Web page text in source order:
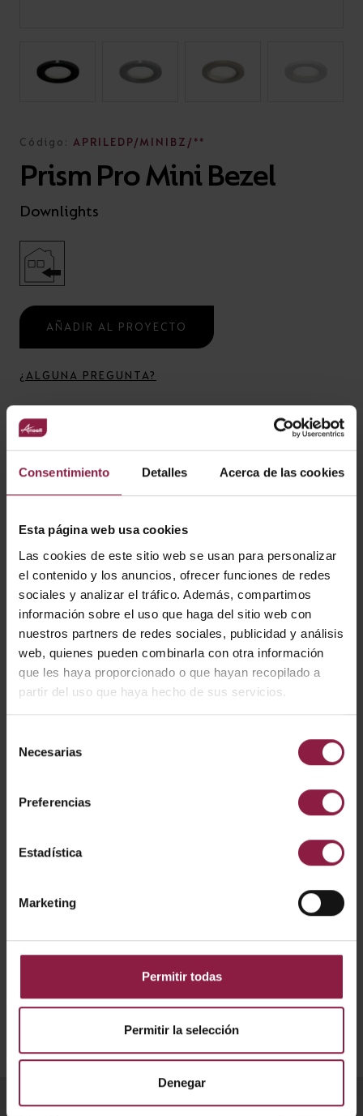
Consentimiento Detalles Acerca de las cookies
Esta página web usa cookies
Las cookies de este sitio web se usan para personalizar
el contenido y los anuncios, ofrecer funciones de redes
sociales y analizar el tráfico. Además, compartimos
información sobre el uso que haga del sitio web con
nuestros partners de redes sociales, publicidad y análisis
web, quienes pueden combinarla con otra información
que les haya proporcionado o que hayan recopilado a
partir del uso que haya hecho de sus servicios.
Necesarias
Preferencias
Estadística
Marketing
Permitir todas
Permitir la selección
Denegar
Código: APRILEDP/MINIBZ/**
Prism Pro Mini Bezel
Downlights
AÑADIR AL PROYECTO
¿ALGUNA PREGUNTA?
VARIANTES
Ver Entradas
CÓDIGO POTENCIA LÚMENES LM/W
APRILEDP/MINIBZ/BL
APRILEDP/MINIBZ/SC